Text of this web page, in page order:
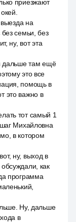
приезжают
выезда на
без семьи, без
ну, вот эта
дальше там ещё
это все
помощь в
это важно в
тот самый 1
Михайловна
в котором
ну, выход в
как
программа
Ну, дальше
в